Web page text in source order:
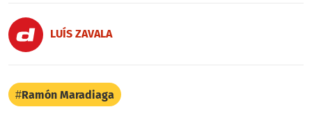
LUÍS ZAVALA
Ramón Maradiaga